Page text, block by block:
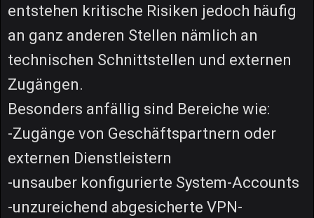
entstehen kritische Risiken jedoch häufig
an ganz anderen Stellen nämlich an
technischen Schnittstellen und externen
Zugängen.
Besonders anfällig sind Bereiche wie:
-Zugänge von Geschäftspartnern oder
externen Dienstleistern
-unsauber konfigurierte System-Accounts
-unzureichend abgesicherte VPN-